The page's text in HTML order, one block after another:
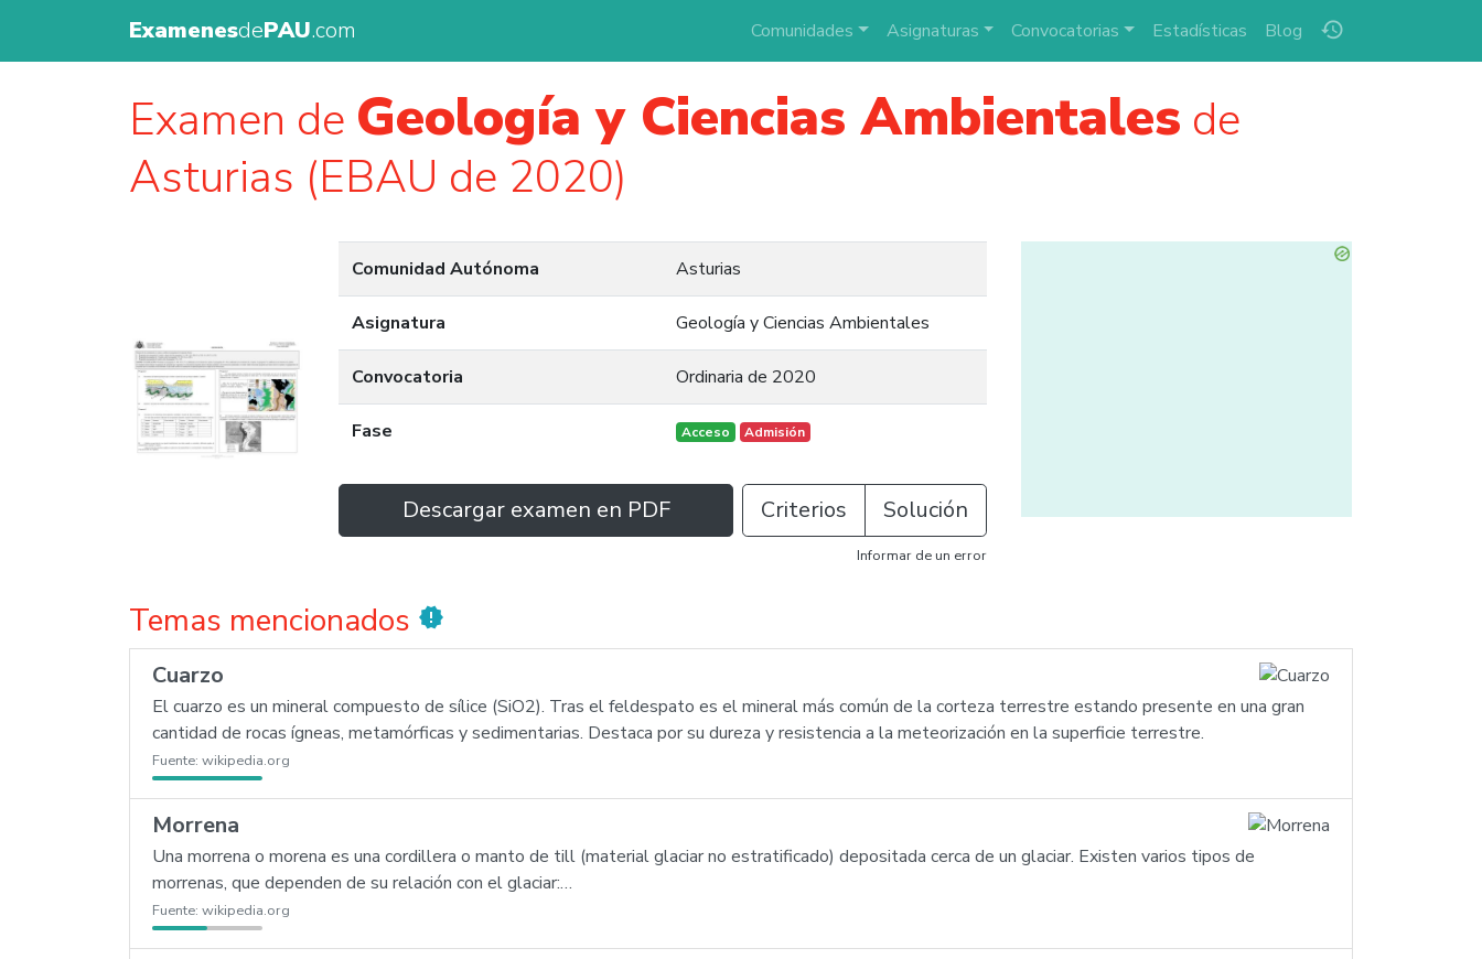
ExamenesdePAU.com history
Comunidades Asignaturas Convocatorias Estadísticas Blog
Examen de Geología y Ciencias Ambientales de
Asturias (EBAU de 2020)
Comunidad Autónoma Asturias
Asignatura Geología y Ciencias Ambientales
Convocatoria Ordinaria de 2020
Fase Acceso Admisión
Descargar examen en PDF Criterios Solución
Informar de un error
Temas mencionados new_releases
Cuarzo
El cuarzo es un mineral compuesto de sílice (SiO2). Tras el feldespato es el mineral más común de la corteza terrestre estando presente en una gran
cantidad de rocas ígneas, metamórficas y sedimentarias. Destaca por su dureza y resistencia a la meteorización en la superficie terrestre.
Fuente: wikipedia.org
Morrena
Una morrena o morena es una cordillera o manto de till (material glaciar no estratificado) depositada cerca de un glaciar. Existen varios tipos de
morrenas, que dependen de su relación con el glaciar:…
Fuente: wikipedia.org